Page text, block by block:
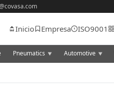
Inicio Empresa ISO9001
Pneumatics ▼ Automotive ▼